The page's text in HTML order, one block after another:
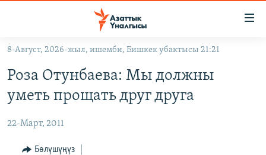
Навигацияга
өтүңүз
салыңыз
КЫРГЫЗСТАН
КЫРГЫЗСТАН
САЯСАТ
ЭКОНОМИКА
ДҮЙНӨ
ДҮЙНӨ
БОРБОР АЗИЯ
УКРАИНА
АТАЙЫН ИЛИКТӨӨ
8-Август, 2026-жыл, ишемби, Бишкек убактысы 21:21
Роза Отунбаева: Мы должны
уметь прощать друг друга
22-Март, 2011
Бөлүшүңүз